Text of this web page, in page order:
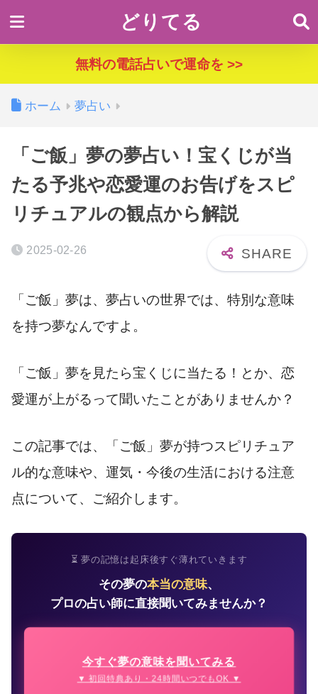
どりてる
無料の電話占いで運命を >>
ホーム 夢占い
「ご飯」夢の夢占い！宝くじが当
たる予兆や恋愛運のお告げをスピ
リチュアルの観点から解説
2025-02-26
「ご飯」夢は、夢占いの世界では、特別な意味
を持つ夢なんですよ。
「ご飯」夢を見たら宝くじに当たる！とか、恋
愛運が上がるって聞いたことがありませんか？
この記事では、「ご飯」夢が持つスピリチュア
ル的な意味や、運気・今後の生活における注意
点について、ご紹介します。
⏳ 夢の記憶は起床後すぐ薄れていきます
その夢の本当の意味、
プロの占い師に直接聞いてみませんか？
今すぐ夢の意味を聞いてみる
▼ 初回特典あり・24時間いつでもOK ▼